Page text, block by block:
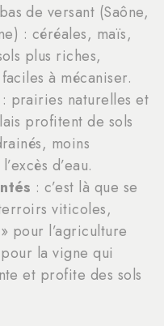
de versant (Saône,
: céréales, maïs,
plus riches,
à mécaniser.
: prairies naturelles et
profitent de sols
moins
d’eau.
: c’est là que se
viticoles,
pour l’agriculture
la vigne qui
et profite des sols